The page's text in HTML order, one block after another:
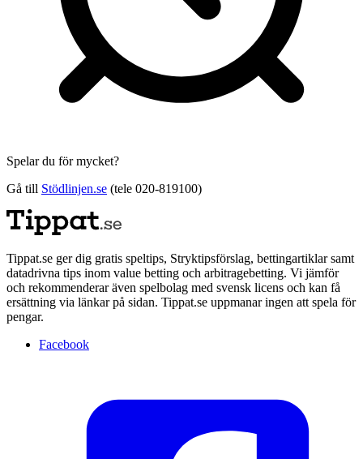
Spelar du för mycket?
Gå till Stödlinjen.se (tele 020-819100)
Tippat.se ger dig gratis speltips, Stryktipsförslag, bettingartiklar samt
datadrivna tips inom value betting och arbitragebetting. Vi jämför
och rekommenderar även spelbolag med svensk licens och kan få
ersättning via länkar på sidan. Tippat.se uppmanar ingen att spela för
pengar.
Facebook